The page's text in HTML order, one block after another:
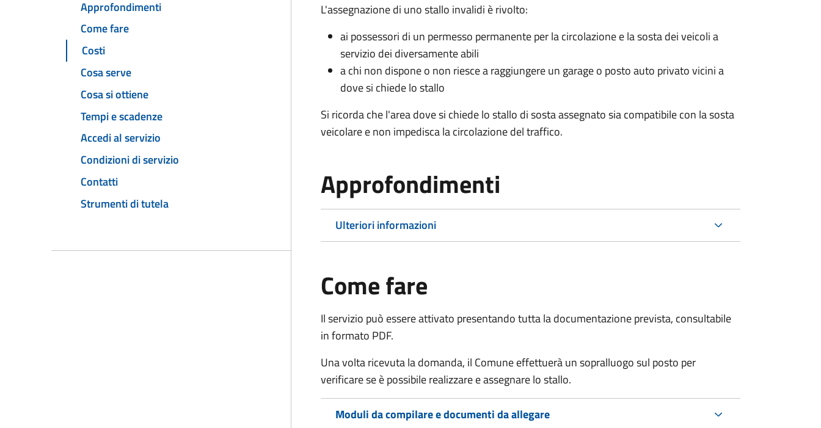
Approfondimenti
Come fare
Costi
Cosa serve
Cosa si ottiene
Tempi e scadenze
Accedi al servizio
Condizioni di servizio
Contatti
Strumenti di tutela
L'assegnazione di uno stallo invalidi è rivolto:
ai possessori di un permesso permanente per la circolazione e la sosta dei veicoli a
servizio dei diversamente abili
a chi non dispone o non riesce a raggiungere un garage o posto auto privato vicini a
dove si chiede lo stallo
Si ricorda che l'area dove si chiede lo stallo di sosta assegnato sia compatibile con la sosta
veicolare e non impedisca la circolazione del traffico.
Approfondimenti
Ulteriori informazioni
Come fare
Il servizio può essere attivato presentando tutta la documentazione prevista, consultabile
in formato PDF.
Una volta ricevuta la domanda, il Comune effettuerà un sopralluogo sul posto per
verificare se è possibile realizzare e assegnare lo stallo.
Moduli da compilare e documenti da allegare